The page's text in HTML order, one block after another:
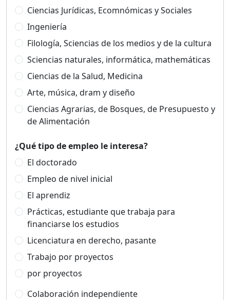
Ciencias Jurídicas, Ecomnómicas y Sociales
Ingeniería
Filología, Sciencias de los medios y de la cultura
Sciencias naturales, informática, mathemáticas
Ciencias de la Salud, Medicina
Arte, música, dram y diseño
Ciencias Agrarias, de Bosques, de Presupuesto y
de Alimentación
¿Qué tipo de empleo le interesa?
El doctorado
Empleo de nivel inicial
El aprendiz
Prácticas, estudiante que trabaja para
financiarse los estudios
Licenciatura en derecho, pasante
Trabajo por proyectos
por proyectos
Colaboración independiente